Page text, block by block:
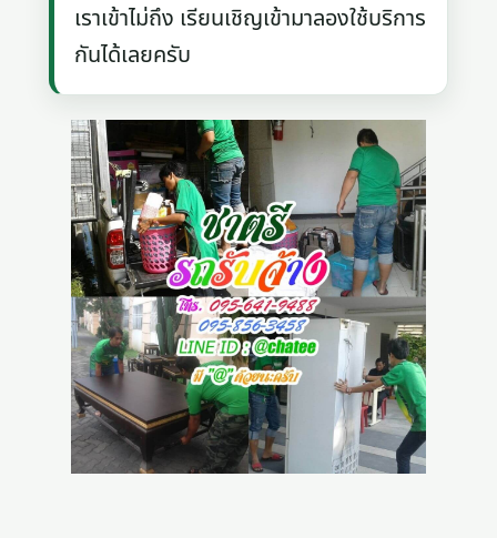
เราเข้าไม่ถึง เรียนเชิญเข้ามาลองใช้บริการ
กันได้เลยครับ